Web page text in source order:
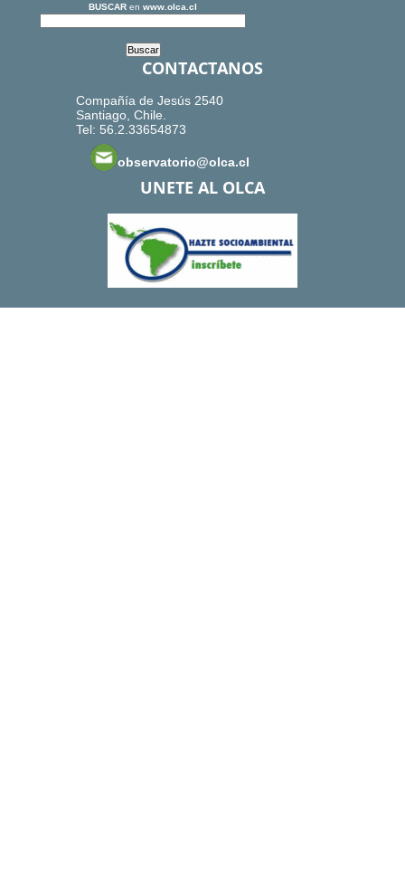
BUSCAR en www.olca.cl
CONTACTANOS
Compañía de Jesús 2540
Santiago, Chile.
Tel: 56.2.33654873
observatorio@olca.cl
UNETE AL OLCA